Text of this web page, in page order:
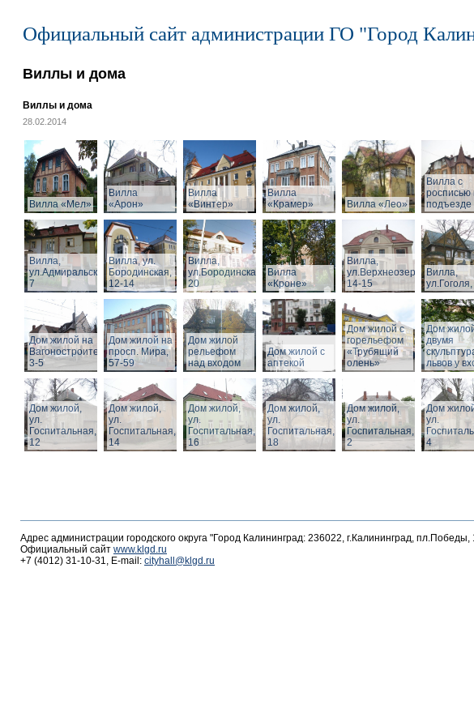
Официальный сайт администрации ГО "Город
Виллы и дома
Виллы и дома
28.02.2014
Вилла «Мел»
Вилла
«Арон»
Вилла
«Винтер»
Вилла
«Крамер»
Вилла «Лео»
Вилла с
росписью
подъезде
Вилла,
ул.Адмиральская,
7
Вилла, ул.
Бородинская,
12-14
Вилла,
ул.Бородинская,
20
Вилла
«Кроне»
Вилла,
ул.Верхнеозерная,
14-15
Вилла,
ул.Гоголя,
Дом жилой на
Вагоностроительной
3-5
Дом жилой на
просп. Мира,
57-59
Дом жилой
рельефом
над входом
Дом жилой с
аптекой
Дом жилой с
горельефом
«Трубящий
олень»
Дом
двумя
львов у
Дом жилой,
ул.
Госпитальная,
12
Дом жилой,
ул.
Госпитальная,
14
Дом жилой,
ул.
Госпитальная,
16
Дом жилой,
ул.
Госпитальная,
18
Дом жилой,
ул.
Госпитальная,
2
Дом
ул.
4
Адрес администрации городского округа "Город Калининград: 236022, г.Калининград, пл.Победы,
Официальный сайт www.klgd.ru
+7 (4012) 31-10-31, E-mail: cityhall@klgd.ru